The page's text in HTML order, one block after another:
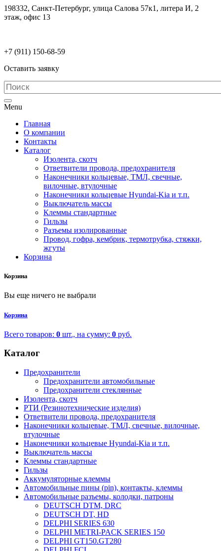
198332, Санкт-Петербург, улица Салова 57к1, литера И, 2
этаж, офис 13
+7 (911) 150-68-59
Оставить заявку
Menu
Главная
О компании
Контакты
Каталог
Изолента, скотч
Ответвители провода, предохранителя
Наконечники кольцевые, ТМЛ, свечные,
вилочные, втулочные
Наконечники кольцевые Hyundai-Kia и т.п.
Выключатель массы
Клеммы стандартные
Гильзы
Разъемы изолированные
Провод, гофра, кембрик, термотрубка, стяжки,
жгуты
Корзина
Корзина
Вы еще ничего не выбрали
Корзина
Всего товаров: 0 шт., на сумму: 0 руб.
Каталог
Предохранители
Предохранители автомобильные
Предохранители стеклянные
Изолента, скотч
РТИ (Резинотехнические изделия)
Ответвители провода, предохранителя
Наконечники кольцевые, ТМЛ, свечные, вилочные,
втулочные
Наконечники кольцевые Hyundai-Kia и т.п.
Выключатель массы
Клеммы стандартные
Гильзы
Аккумуляторные клеммы
Автомобильные пины (pin), контакты, клеммы
Автомобильные разъемы, колодки, патроны
DEUTSCH DTM, DRC
DEUTSCH DT, HD
DELPHI SERIES 630
DELPHI METRI-PACK SERIES 150
DELPHI GT150.GT280